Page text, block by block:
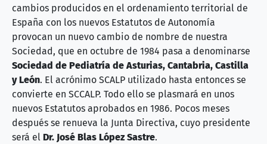
cambios producidos en el ordenamiento territorial de
España con los nuevos Estatutos de Autonomía
provocan un nuevo cambio de nombre de nuestra
Sociedad, que en octubre de 1984 pasa a denominarse
Sociedad de Pediatría de Asturias, Cantabria, Castilla
y León. El acrónimo SCALP utilizado hasta entonces se
convierte en SCCALP. Todo ello se plasmará en unos
nuevos Estatutos aprobados en 1986. Pocos meses
después se renueva la Junta Directiva, cuyo presidente
será el Dr. José Blas López Sastre.